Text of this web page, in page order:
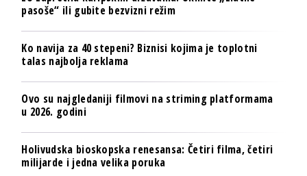
pasoše“ ili gubite bezvizni režim
Ko navija za 40 stepeni? Biznisi kojima je toplotni
talas najbolja reklama
Ovo su najgledaniji filmovi na striming platformama
u 2026. godini
Holivudska bioskopska renesansa: Četiri filma, četiri
milijarde i jedna velika poruka